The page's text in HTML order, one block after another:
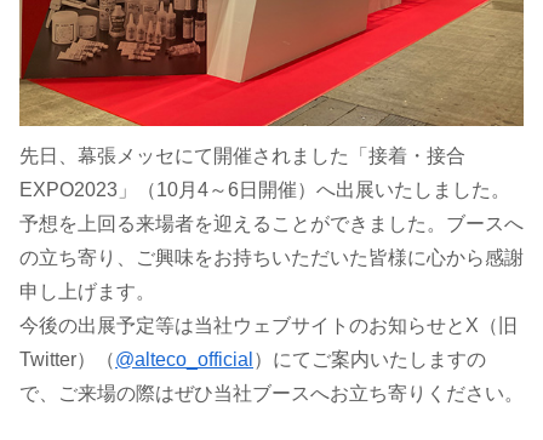
先日、幕張メッセにて開催されました「接着・接合
EXPO2023」（10月4～6日開催）へ出展いたしました。
予想を上回る来場者を迎えることができました。ブースへ
の立ち寄り、ご興味をお持ちいただいた皆様に心から感謝
申し上げます。
今後の出展予定等は当社ウェブサイトのお知らせとX（旧
Twitter）（@alteco_official ）にてご案内いたしますの
で、ご来場の際はぜひ当社ブースへお立ち寄りください。